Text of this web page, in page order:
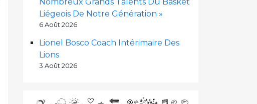
Liégeois De Notre Génération »
6 Août 2026
Lionel Bosco Coach Intérimaire Des
Lions
3 Août 2026